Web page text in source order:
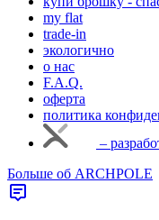
my flat
trade-in
экологично
о нас
F.A.Q.
оферта
политика
–
Больше об ARCHPOLE